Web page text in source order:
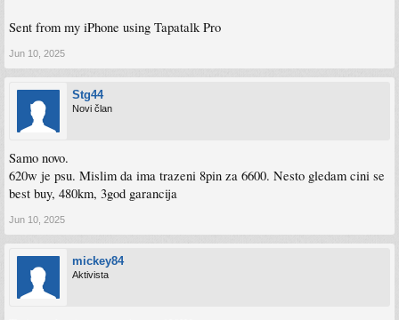
Sent from my iPhone using Tapatalk Pro
Jun 10, 2025
Stg44
Novi član
Samo novo.
620w je psu. Mislim da ima trazeni 8pin za 6600. Nesto gledam cini se
best buy, 480km, 3god garancija
Jun 10, 2025
mickey84
Aktivista